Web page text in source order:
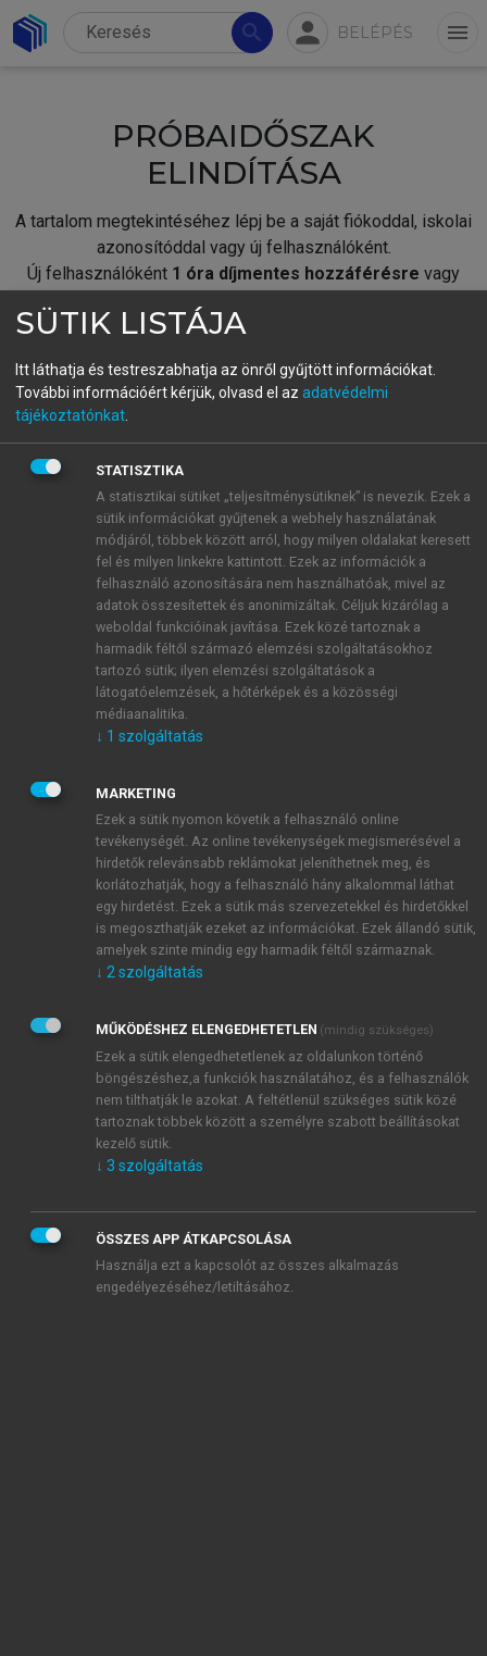
search person BELÉPÉS menu
PRÓBAIDŐSZAK
ELINDÍTÁSA
A tartalom megtekintéséhez lépj be a saját fiókoddal, iskolai
azonosítóddal vagy új felhasználóként.
Új felhasználóként 1 óra díjmentes hozzáférésre vagy
fiókoddal,vagy hozz létre új fiókot.
A regisztráció után apróbaidőszakautomatikusan
BELÉPÉS SAJÁT FIÓKKAL
ÚJ FIÓK LÉTREHOZÁSA
1 óra díjmentes hozzáférés
E-MAIL-CÍM
JELSZÓ
JELSZÓ ÚJRA
Kérek értesítést a MeRSZ újdonságairól, akcióiról.
Kérek értesítést az Akadémiai Kiadó Zrt. újdonságairól,
Adatkezelési tájékoztatóbanfoglaltakat tudomásul
veszem és elfogadom.
Általános vásárlási feltételeket, valamint a szotar.netés a
mersz.huoldalak licencszerződéseiben foglaltakat
tudomásul veszem és elfogadom.
KIPRÓBÁLOM
SÜTIK LISTÁJA
Itt láthatja és testreszabhatja az önről gyűjtött információkat.
További információért kérjük, olvasd el az adatvédelmi
tájékoztatónkat
STATISZTIKA
A statisztikai sütiket „teljesítménysütiknek” is nevezik. Ezek a
sütik információkat gyűjtenek a webhely használatának
módjáról, többek között arról, hogy milyen oldalakat keresett
fel és milyen linkekre kattintott. Ezek az információk a
felhasználó azonosítására nem használhatóak, mivel az
adatok összesítettek és anonimizáltak. Céljuk kizárólag a
weboldal funkcióinak javítása. Ezek közé tartoznak a
harmadik féltől származó elemzési szolgáltatásokhoz
tartozó sütik; ilyen elemzési szolgáltatások a
látogatóelemzések, a hőtérképek és a közösségi
médiaanalitika.
↓ 1 szolgáltatás
MARKETING
Ezek a sütik nyomon követik a felhasználó online
tevékenységét. Az online tevékenységek megismerésével a
hirdetők relevánsabb reklámokat jeleníthetnek meg, és
korlátozhatják, hogy a felhasználó hány alkalommal láthat
egy hirdetést. Ezek a sütik más szervezetekkel és hirdetőkkel
is megoszthatják ezeket az információkat. Ezek állandó sütik,
amelyek szinte mindig egy harmadik féltől származnak.
↓ 2 szolgáltatás
MŰKÖDÉSHEZ ELENGEDHETETLEN (mindig szükséges)
Ezek a sütik elengedhetetlenek az oldalunkon történő
böngészéshez,a funkciók használatához, és a felhasználók
nem tilthatják le azokat. A feltétlenül szükséges sütik közé
tartoznak többek között a személyre szabott beállításokat
kezelő sütik.
↓ 3 szolgáltatás
ÖSSZES APP ÁTKAPCSOLÁSA
Használja ezt a kapcsolót az összes alkalmazás
engedélyezéséhez/letiltásához.